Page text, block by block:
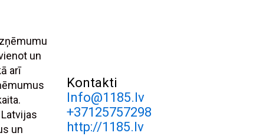
un
arī
un
Kontakti
Info@1185.lv
+37125757298
http://1185.lv